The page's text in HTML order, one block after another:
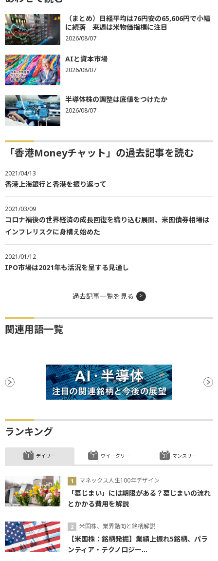
（まとめ）日経平均は76円安の65,606円で小幅
に続落 来週は米物価指標に注目
2026/08/07
AIと資本市場
2026/08/07
半導体株の調整は底値をつけたか
2026/08/07
「香港Moneyチャット」の過去記事を読む
2021/04/13
香港上海銀行と香港を振り返って
2021/03/09
コロナ禍後の世界経済の成長回復を織り込む展開、米国債券相場は
インフレリスクに身構え始めた
2021/01/12
IPO市場は2021年も活況を呈する見通し
過去記事一覧を見る
関連用語一覧
ランキング
デイリー
マネックス人生100年デザイン
「墓じまい」には期限がある？墓じまいの流れ
とかかる費用を解説
米国株、業界動向と銘柄解説
【米国株：銘柄発掘】業績上振れ5銘柄、パラ
ンティア・テクノロジー...
ウイークリー マンスリー